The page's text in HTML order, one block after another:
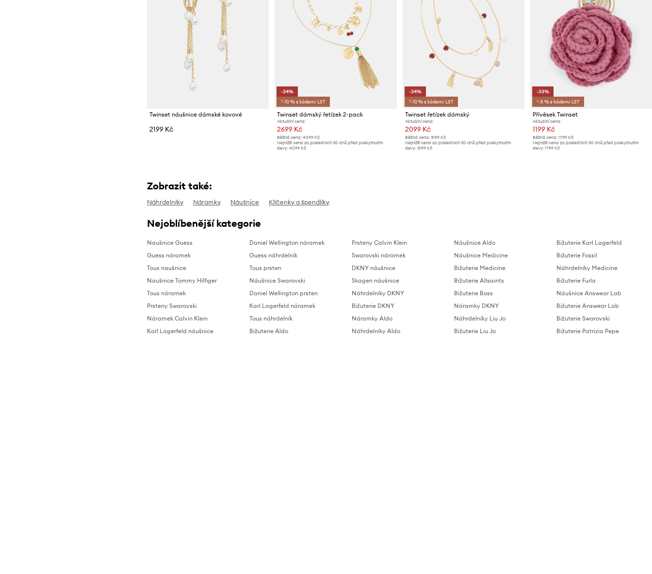
Twinset náušnice dámské kovové
2199 Kč
-34%
*-10 % s kódem: LST
Twinset dámský řetízek 2-pack
Aktuální cena:
2699 Kč
Běžná cena: 4099 Kč
Nejnižší cena za posledních 30 dnů před poskytnutím
slevy: 4099 Kč
-34%
*-10 % s kódem: LST
Twinset řetízek dámský
Aktuální cena:
2099 Kč
Běžná cena: 3199 Kč
Nejnižší cena za posledních 30 dnů před poskytnutím
slevy: 3199 Kč
-33%
*-5 % s kódem: LST
Přívěsek Twinset
Aktuální cena:
1199 Kč
Běžná cena: 1799 Kč
Nejnižší cena za posledních 30 dnů před poskytnutím
slevy: 1799 Kč
Zobrazit také:
Náhrdelníky Náramky Náušnice Klíčenky a špendlíky
Nejoblíbenější kategorie
Naušnice Guess
Guess náramek
Tous naušnice
Naušnice Tommy Hilfiger
Tous náramek
Prsteny Swarovski
Náramek Calvin Klein
Karl Lagerfeld náušnice
Daniel Wellington náramek
Guess náhrdelník
Tous prsten
Náušnice Swarovski
Daniel Wellington prsten
Karl Lagerfeld náramek
Tous náhrdelník
Bižuterie Aldo
Prsteny Calvin Klein
Swarovski náramek
DKNY náušnice
Skagen náušnice
Náhrdelníky DKNY
Bižuterie DKNY
Náramky Aldo
Náhrdelníky Aldo
Náušnice Aldo
Náušnice Medicine
Bižuterie Medicine
Bižuterie Allsaints
Bižuterie Boss
Náramky DKNY
Náhrdelníky Liu Jo
Bižuterie Liu Jo
Bižuterie Karl Lagerfeld
Bižuterie Fossil
Náhrdelníky Medicine
Bižuterie Furla
Náušnice Answear Lab
Bižuterie Answear Lab
Bižuterie Swarovski
Bižuterie Patrizia Pepe